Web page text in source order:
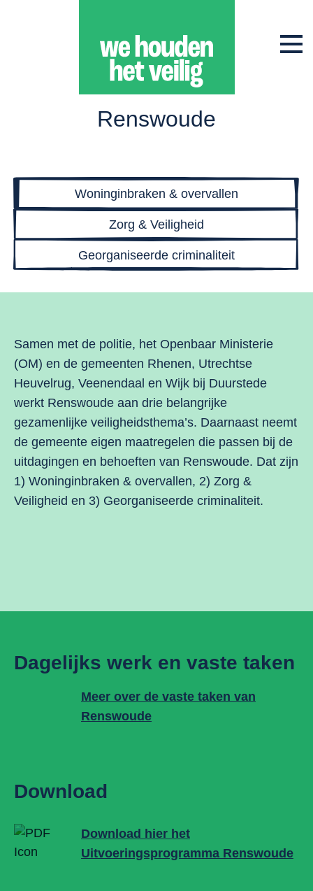
Renswoude
Woninginbraken & overvallen
Zorg & Veiligheid
Georganiseerde criminaliteit
Samen met de politie, het Openbaar Ministerie
(OM) en de gemeenten Rhenen, Utrechtse
Heuvelrug, Veenendaal en Wijk bij Duurstede
werkt Renswoude aan drie belangrijke
gezamenlijke veiligheidsthema’s. Daarnaast neemt
de gemeente eigen maatregelen die passen bij de
uitdagingen en behoeften van Renswoude. Dat zijn
1) Woninginbraken & overvallen, 2) Zorg &
Veiligheid en 3) Georganiseerde criminaliteit.
Dagelijks werk en vaste taken
Meer over de vaste taken van
Renswoude
Download
Download hier het
Uitvoeringsprogramma Renswoude